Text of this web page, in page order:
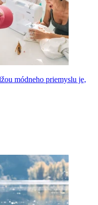
módneho priemyslu je,